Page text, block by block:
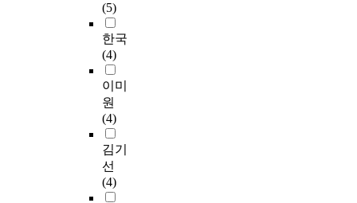
(5)
한국
(4)
이미
원
(4)
김기
선
(4)